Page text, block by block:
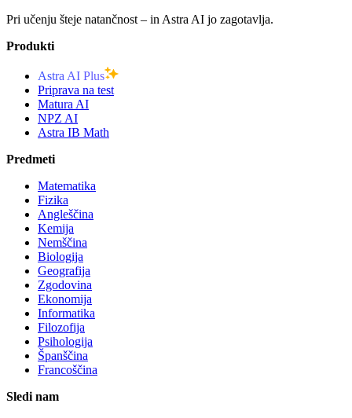
Pri učenju šteje natančnost – in Astra AI jo zagotavlja.
Produkti
Astra AI Plus
Priprava na test
Matura AI
NPZ AI
Astra IB Math
Predmeti
Matematika
Fizika
Angleščina
Kemija
Nemščina
Biologija
Geografija
Zgodovina
Ekonomija
Informatika
Filozofija
Psihologija
Španščina
Francoščina
Sledi nam